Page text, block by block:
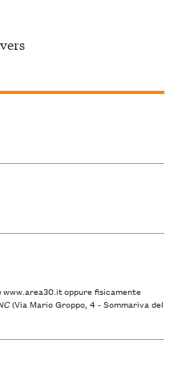
www.area30.itoppure fisicamente
(Via Mario Groppo, 4 - Sommariva del